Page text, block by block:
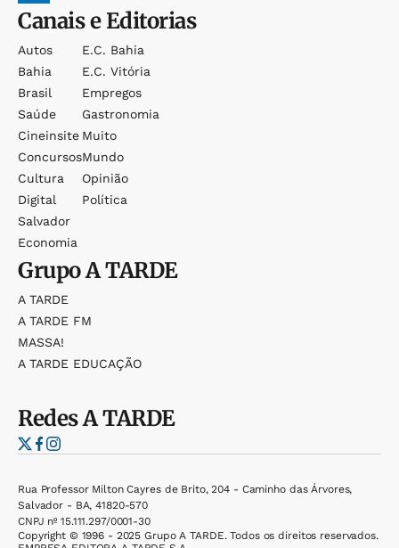
Canais e Editorias
Autos
Bahia
Brasil
Saúde
Cineinsite
Concursos
Cultura
Digital
Salvador
Economia
E.c. Bahia
E.c. Vitória
Empregos
Gastronomia
Muito
Mundo
Opinião
Política
GrupoA TARDE
A TARDE
A TARDE FM
MASSA!
A TARDE EDUCAÇÃO
RedesA TARDE
Rua Professor Milton Cayres de Brito, 204 - Caminho das Árvores,
Salvador - BA, 41820-570
CNPJ nº 15.111.297/0001-30
Copyright © 1996 - 2025 Grupo A TARDE. Todos os direitos reservados.